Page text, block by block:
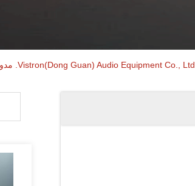
Vistron(Dong Guan) Audio Equipment Co., Ltd. مدونة